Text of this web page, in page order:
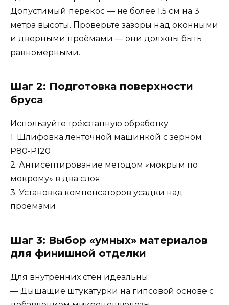
Допустимый перекос — не более 1.5 см на 3
метра высоты. Проверьте зазоры над оконными
и дверными проёмами — они должны быть
равномерными.
Шаг 2: Подготовка поверхности
бруса
Используйте трёхэтапную обработку:
1. Шлифовка ленточной машинкой с зерном
P80-P120
2. Антисептирование методом «мокрым по
мокрому» в два слоя
3. Установка компенсаторов усадки над
проёмами
Шаг 3: Выбор «умных» материалов
для финишной отделки
Для внутренних стен идеальны:
— Дышащие штукатурки на гипсовой основе с